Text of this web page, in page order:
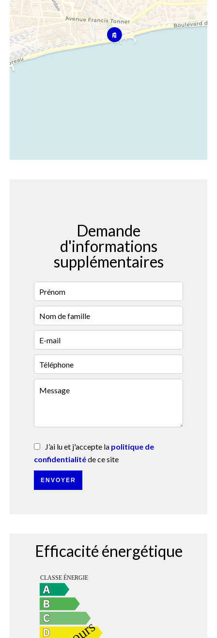
Demande
d'informations
supplémentaires
J’ai lu et j'accepte la politique de
confidentialitéde ce site
ENVOYER
Efficacité énergétique